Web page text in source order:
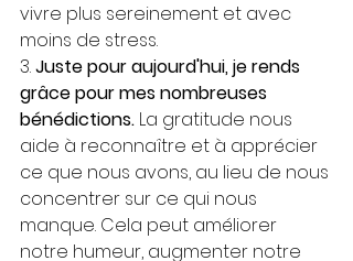
vivre plus sereinement et avec
moins de stress.
3. Juste pour aujourd'hui, je rends
grâce pour mes nombreuses
bénédictions. La gratitude nous
aide à reconnaître et à apprécier
ce que nous avons, au lieu de nous
concentrer sur ce qui nous
manque. Cela peut améliorer
notre humeur, augmenter notre